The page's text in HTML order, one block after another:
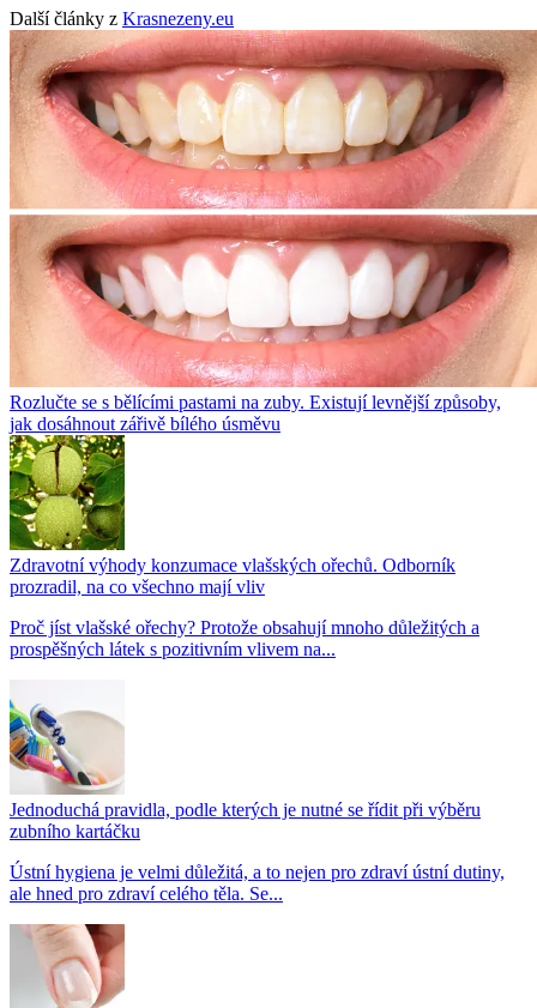
Další články z Krasnezeny.eu
Rozlučte se s bělícími pastami na zuby. Existují levnější způsoby,
jak dosáhnout zářivě bílého úsměvu
Zdravotní výhody konzumace vlašských ořechů. Odborník
prozradil, na co všechno mají vliv
Proč jíst vlašské ořechy? Protože obsahují mnoho důležitých a
prospěšných látek s pozitivním vlivem na...
Jednoduchá pravidla, podle kterých je nutné se řídit při výběru
zubního kartáčku
Ústní hygiena je velmi důležitá, a to nejen pro zdraví ústní dutiny,
ale hned pro zdraví celého těla. Se...